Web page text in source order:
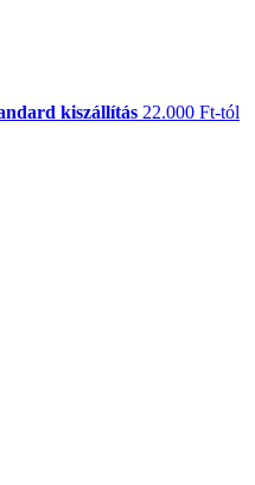
kiszállítás 22.000 Ft-tól